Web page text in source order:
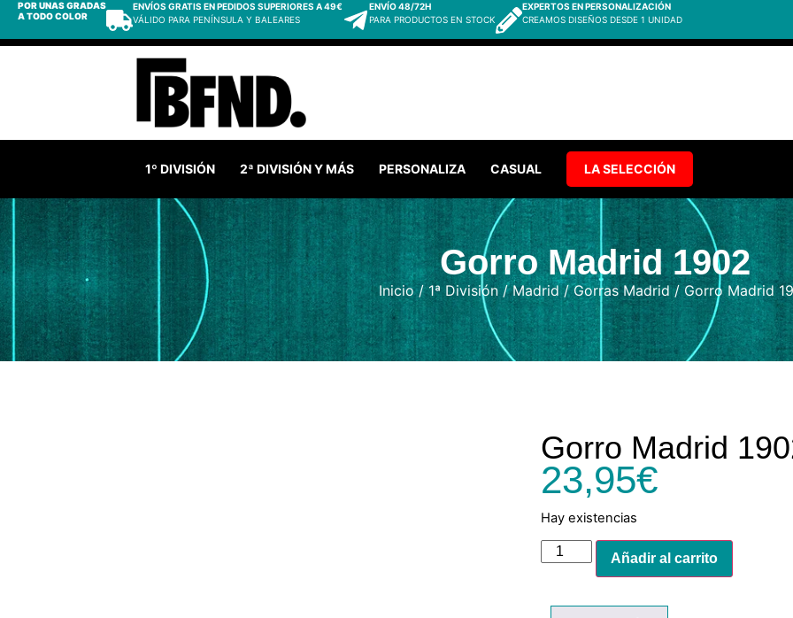
POR UNAS GRADAS
A TODO COLOR
ENVÍOS GRATIS EN PEDIDOS SUPERIORES A 49€
VÁLIDO PARA PENÍNSULA Y BALEARES
ENVÍO 48/72H
PARA PRODUCTOS EN STOCK
EXPERTOS EN PERSONALIZACIÓN
CREAMOS DISEÑOS DESDE 1 UNIDAD
1º DIVISIÓN 2ª DIVISIÓN Y MÁS PERSONALIZA CASUAL LA SELECCIÓN
Gorro Madrid 1902
Inicio/1ª División/Madrid/Gorras Madrid/ Gorro Madrid
Gorro Madrid
23,95€
Hay existencias
Añadir al carrito